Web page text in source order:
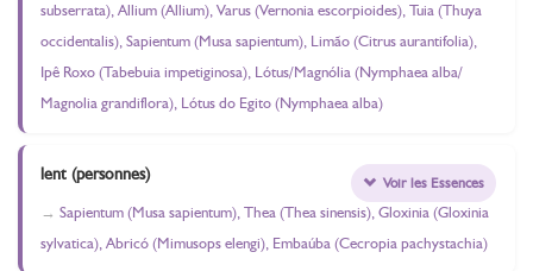
subserrata), Allium (Allium), Varus (Vernonia escorpioides), Tuia (Thuya
occidentalis), Sapientum (Musa sapientum), Limão (Citrus aurantifolia),
Ipê Roxo (Tabebuia impetiginosa), Lótus/Magnólia (Nymphaea alba/
Magnolia grandiflora), Lótus do Egito (Nymphaea alba)
lent (personnes)
Sapientum (Musa sapientum), Thea (Thea sinensis), Gloxinia (Gloxinia
sylvatica), Abricó (Mimusops elengi), Embaúba (Cecropia pachystachia)
Voir les Essences